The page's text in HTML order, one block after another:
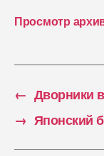
Просмотр
← Дворники
→ Японский